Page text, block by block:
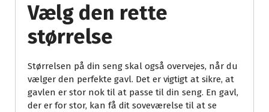
Vælg den rette
størrelse
Størrelsen på din seng skal også overvejes, når du
vælger den perfekte gavl. Det er vigtigt at sikre, at
gavlen er stor nok til at passe til din seng. En gavl,
der er for stor, kan få dit soveværelse til at se